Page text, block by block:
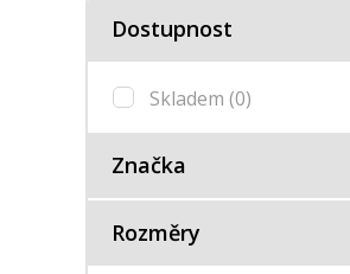
Dostupnost
Skladem (0)
Značka
Rozměry